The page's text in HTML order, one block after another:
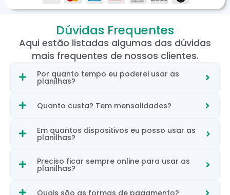
Dúvidas Frequentes
Aqui estão listadas algumas das dúvidas
mais frequentes de nossos clientes.
Por quanto tempo eu poderei usar as
planilhas?
Quanto custa? Tem mensalidades?
Em quantos dispositivos eu posso usar as
planilhas?
Preciso ficar sempre online para usar as
planilhas?